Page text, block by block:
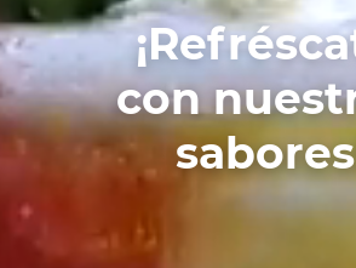
con